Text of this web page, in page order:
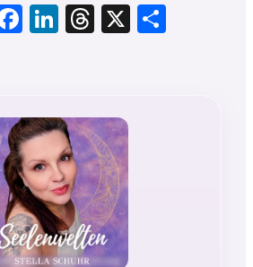
Facebook
LinkedIn
Threads
X Teilen